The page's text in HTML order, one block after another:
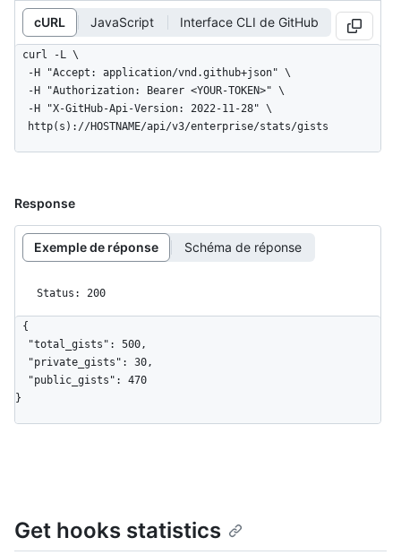
cURL JavaScript Interface CLI de GitHub
curl -L \
  http(s)://HOSTNAME/api/v3/enterprise/stats/gists
Response
Exemple de réponse Schéma de réponse
Status: 200
{
}
Get hooks statistics